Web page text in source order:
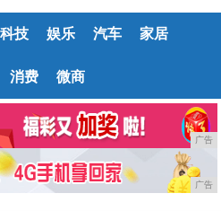
科技 娱乐 汽车 家居
消费 微商
广告
广告